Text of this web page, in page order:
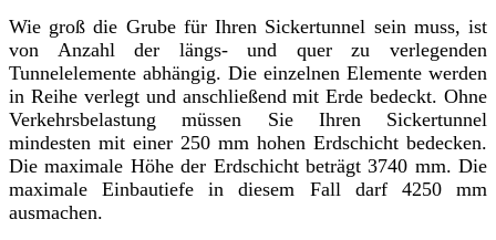
Wie groß die Grube für Ihren Sickertunnel sein muss, ist
von Anzahl der längs- und quer zu verlegenden
Tunnelelemente abhängig. Die einzelnen Elemente werden
in Reihe verlegt und anschließend mit Erde bedeckt. Ohne
Verkehrsbelastung müssen Sie Ihren Sickertunnel
mindesten mit einer 250 mm hohen Erdschicht bedecken.
Die maximale Höhe der Erdschicht beträgt 3740 mm. Die
maximale Einbautiefe in diesem Fall darf 4250 mm
ausmachen.